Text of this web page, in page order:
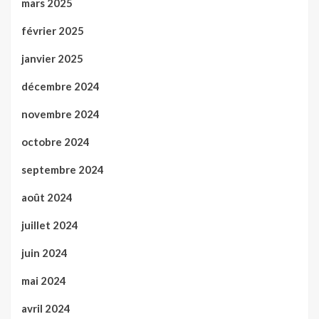
mars 2025
février 2025
janvier 2025
décembre 2024
novembre 2024
octobre 2024
septembre 2024
août 2024
juillet 2024
juin 2024
mai 2024
avril 2024